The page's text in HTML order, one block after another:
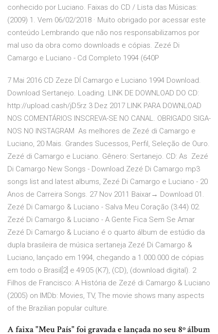
conhecido por Luciano. Faixas do CD / Lista das Músicas:
(2009) 1. Vem 06/02/2018 · Muito obrigado por acessar este
conteúdo Lembrando que não nos responsabilizamos por
mal uso da obra como downloads e cópias. Zezé Di
Camargo e Luciano - Cd Completo 1994 (640P
7 Mai 2016 CD Zeze DÍ Camargo e Luciano 1994 Download.
Download Sertanejo. Loading. LINK DE DOWNLOAD DO CD:
http://upload.cash/jD5rz 3 Dez 2017 LINK PARA DOWNLOAD
NOS COMENTÁRIOS INSCREVA-SE NO CANAL. OBRIGADO SIGA-
NOS NO INSTAGRAM As melhores de Zezé di Camargo e
Luciano, 20 Mais. Grandes Sucessos, Perfil, Seleção de Ouro.
Zezé di Camargo e Luciano. Gênero: Sertanejo. CD: As Zezé
Di Camargo New Songs - Download Zezé Di Camargo mp3
songs list and latest albums, Zezé Di Camargo e Luciano - 20
Anos de Carreira Songs. 27 Nov 2011 Baixar→ Download 01.
Zezé Di Camargo & Luciano - Salva Meu Coração (3:44) 02.
Zezé Di Camargo & Luciano - A Gente Fica Sem Se Amar
Zezé Di Camargo & Luciano é o quarto álbum de estúdio da
dupla brasileira de música sertaneja Zezé Di Camargo &
Luciano, lançado em 1994, chegando a 1.000.000 de cópias
em todo o Brasil[2] e 49:05 (K7), (CD), (download digital). 2
Filhos de Francisco: A História de Zezé di Camargo & Luciano
(2005) on IMDb: Movies, TV, The movie shows many aspects
of the Brazilian popular culture.
A faixa "Meu País" foi gravada e lançada no seu 8º álbum